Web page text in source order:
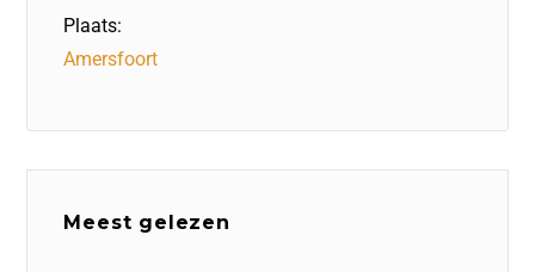
Plaats:
Amersfoort
Meest gelezen